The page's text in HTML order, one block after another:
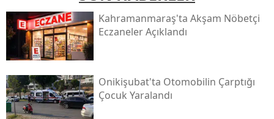
Kahramanmaraş'ta Akşam Nöbetçi
Eczaneler Açıklandı
Onikişubat'ta Otomobilin Çarptığı
Çocuk Yaralandı